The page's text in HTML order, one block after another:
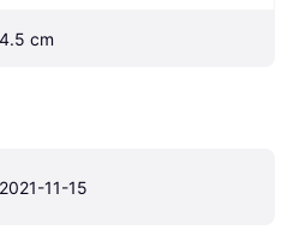
4.5 cm
2021-11-15